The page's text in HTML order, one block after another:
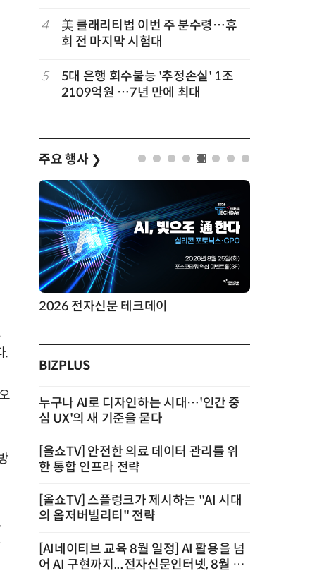
.
4
美 클래리티법 이번 주 분수령…휴
회 전 마지막 시험대
5
5대 은행 회수불능 '추정손실' 1조
2109억원 …7년 만에 최대
주요 행사 ❯
2026 전자신문 테크데이
BIZPLUS
누구나 AI로 디자인하는 시대…'인간 중
심 UX'의 새 기준을 묻다
[올쇼TV] 안전한 의료 데이터 관리를 위
한 통합 인프라 전략
[올쇼TV] 스플렁크가 제시하는 "AI 시대
의 옵저버빌리티" 전략
[AI네이티브 교육 8월 일정] AI 활용을 넘
어 AI 구현까지...전자신문인터넷, 8월 실